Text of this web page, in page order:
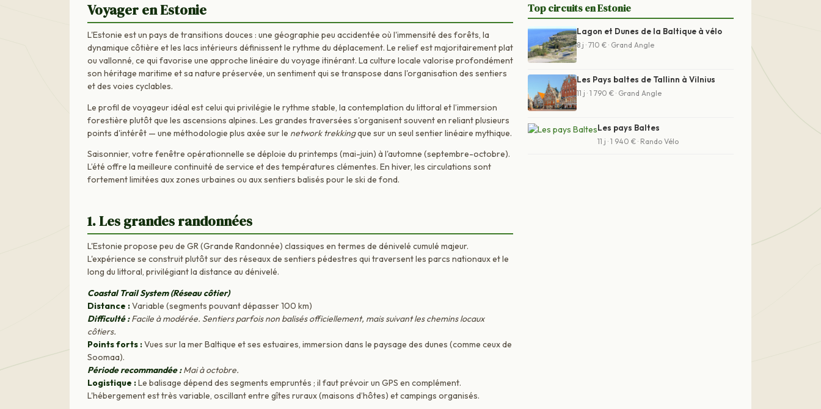
Voyager en Estonie
L'Estonie est un pays de transitions douces : une géographie peu accidentée où l'immensité des forêts, la
dynamique côtière et les lacs intérieurs définissent le rythme du déplacement. Le relief est majoritairement plat
ou vallonné, ce qui favorise une approche linéaire du voyage itinérant. La culture locale valorise profondément
son héritage maritime et sa nature préservée, un sentiment qui se transpose dans l'organisation des sentiers
et des voies cyclables.
Le profil de voyageur idéal est celui qui privilégie le rythme stable, la contemplation du littoral et l’immersion
forestière plutôt que les ascensions alpines. Les grandes traversées s'organisent souvent en reliant plusieurs
points d'intérêt — une méthodologie plus axée sur le network trekkingque sur un seul sentier linéaire mythique.
Saisonnier, votre fenêtre opérationnelle se déploie du printemps (mai-juin) à l'automne (septembre-octobre).
L’été offre la meilleure continuité de service et des températures clémentes. En hiver, les circulations sont
fortement limitées aux zones urbaines ou aux sentiers balisés pour le ski de fond.
1. Les grandes randonnées
L'Estonie propose peu de GR (Grande Randonnée) classiques en termes de dénivelé cumulé majeur.
L'expérience se construit plutôt sur des réseaux de sentiers pédestres qui traversent les parcs nationaux et le
long du littoral, privilégiant la distance au dénivelé.
Coastal Trail System (Réseau côtier)
Distance :Variable (segments pouvant dépasser 100 km)
Difficulté :Facile à modérée. Sentiers parfois non balisés officiellement, mais suivant les chemins locaux
côtiers.
Points forts :Vues sur la mer Baltique et ses estuaires, immersion dans le paysage des dunes (comme ceux de
Soomaa).
Période recommandée :Mai à octobre.
Logistique :Le balisage dépend des segments empruntés ; il faut prévoir un GPS en complément.
L'hébergement est très variable, oscillant entre gîtes ruraux (maisons d’hôtes) et campings organisés.
Top circuits en Estonie
Lagon et Dunes de la Baltique à vélo
8 j · 710 € · Grand Angle
Les Pays baltes de Tallinn à Vilnius
11 j · 1 790 € · Grand Angle
Les pays Baltes
11 j · 1 940 € · Rando Vélo